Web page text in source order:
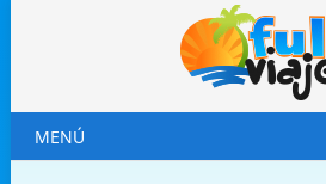
MENÚ